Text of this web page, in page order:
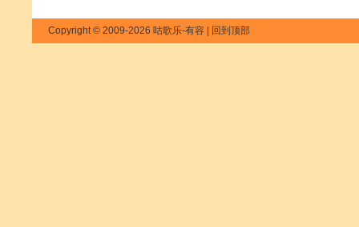
Copyright © 2009-2026 咕歌乐-有容 | 回到顶部